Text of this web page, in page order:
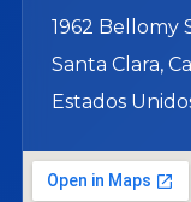
1962 Bellomy
Santa Clara,
Estados